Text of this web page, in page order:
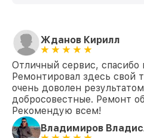
Жданов Кирилл
Отличный сервис, спасибо
Ремонтировал здесь свой
очень доволен
добросовестные. Ремонт
Рекомендую всем!
Владимиров